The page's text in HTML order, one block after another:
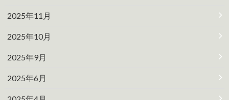
2025年11月
2025年10月
2025年9月
2025年6月